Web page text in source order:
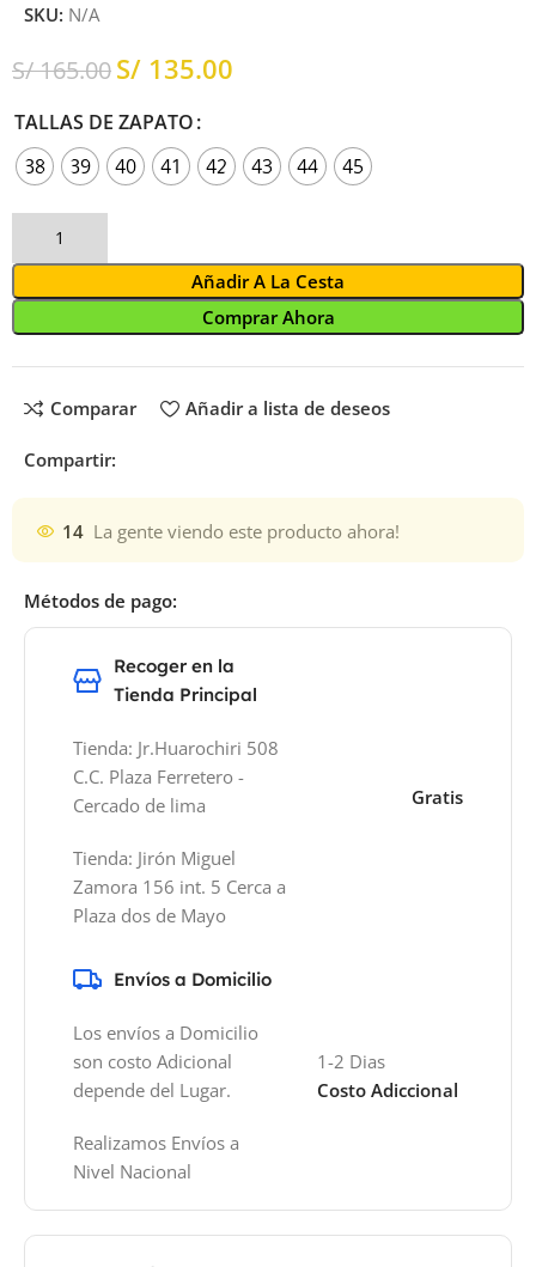
SKU: N/A
S/165.00S/ 135.00
TALLAS DE ZAPATO
38
39 40 41 42 43 44 45
Añadir A La Cesta
Comprar Ahora
Comparar Añadir a lista de deseos
Compartir:
14 La gente viendo este producto ahora!
Métodos de pago:
Recoger en la
Tienda Principal
Tienda: Jr.Huarochiri 508
C.C. Plaza Ferretero -
Cercado de lima
Tienda: Jirón Miguel
Zamora 156 int. 5 Cerca a
Plaza dos de Mayo
Gratis
Envíos a Domicilio
Los envíos a Domicilio
son costo Adicional
depende del Lugar.
Realizamos Envíos a
Nivel Nacional
1-2 Dias
Costo Adiccional